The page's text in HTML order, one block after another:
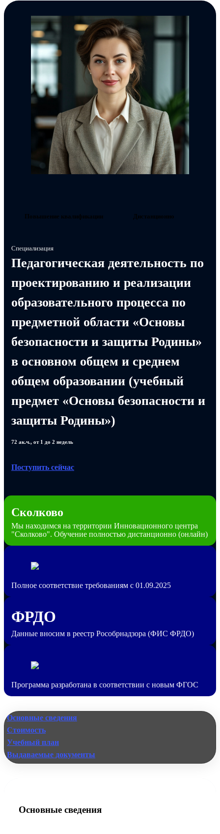
Повышение квалификации Дистанционно
Специализация
Педагогическая деятельность по
проектированию и реализации
образовательного процесса по
предметной области «Основы
безопасности и защиты Родины»
в основном общем и среднем
общем образовании (учебный
предмет «Основы безопасности и
защиты Родины»)
72 ак.ч., от 1 до 2 недель
Поступить сейчас
Сколково
Мы находимся на территории Инновационного центра
"Сколково". Обучение полностью дистанционно (онлайн)
Полное соответствие требованиям с 01.09.2025
ФРДО
Данные вносим в реестр Рособрнадзора (ФИС ФРДО)
Программа разработана в соответствии с новым ФГОС
Основные сведения
Стоимость
Учебный план
Выдаваемые документы
Основные сведения